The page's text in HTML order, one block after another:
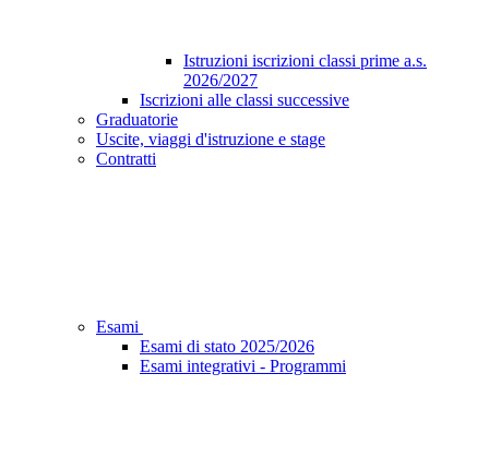
Istruzioni iscrizioni classi prime a.s.
2026/2027
Iscrizioni alle classi successive
Graduatorie
Uscite, viaggi d'istruzione e stage
Contratti
Esami
Esami di stato 2025/2026
Esami integrativi - Programmi